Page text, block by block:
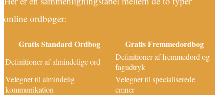
online ordbøger:
Gratis Standard Ordbog Gratis Fremmedordbog
Definitioner af almindelige ord
Definitioner af fremmedord og
fagudtryk
Velegnet til almindelig
kommunikation
Velegnet til specialiserede
emner